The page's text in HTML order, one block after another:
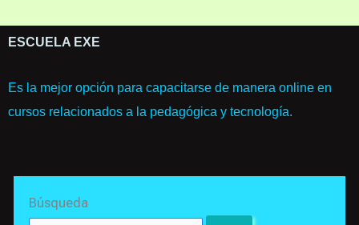
ESCUELA EXE
Es la mejor opción para capacitarse de manera online en
cursos relacionados a la pedagógica y tecnología.
Búsqueda
for: